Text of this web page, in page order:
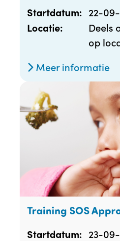
Startdatum: 22-
Locatie:
Deels
op
Meer informatie
Training SOS
Startdatum: 23-